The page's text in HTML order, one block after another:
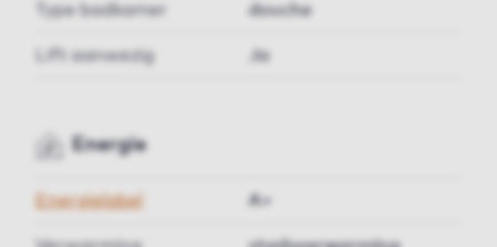
Type badkamer douche
Lift aanwezig Ja
Energie
Energielabel A+